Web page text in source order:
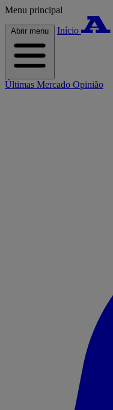
Menu principal
Abrir menu Início
Últimas Mercado Opinião